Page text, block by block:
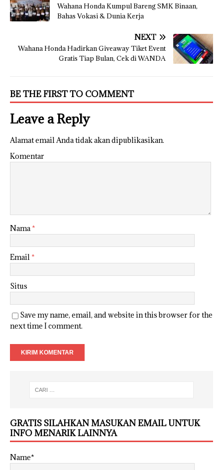
Wahana Honda Kumpul Bareng SMK Binaan,
Bahas Vokasi & Dunia Kerja
NEXT
Wahana Honda Hadirkan Giveaway Tiket Event
Gratis Tiap Bulan, Cek di WANDA
BE THE FIRST TO COMMENT
Leave a Reply
Alamat email Anda tidak akan dipublikasikan.
Komentar
Nama*
Email *
Situs
Save my name, email, and website in this browser for the
next time I comment.
GRATIS SILAHKAN MASUKAN EMAIL UNTUK
INFO MENARIK LAINNYA
Name*